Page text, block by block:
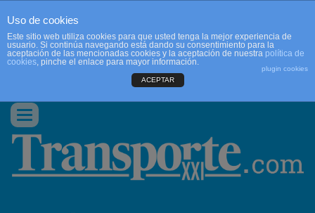
CONTACTO
Conmutar
navegación
Uso de cookies
Este sitio web utiliza cookies para que usted tenga la mejor experiencia de
usuario. Si continúa navegando está dando su consentimiento para la
aceptación de las mencionadas cookies y la aceptación de nuestra política de
cookies, pinche el enlace para mayor información.
plugin cookies
ACEPTAR